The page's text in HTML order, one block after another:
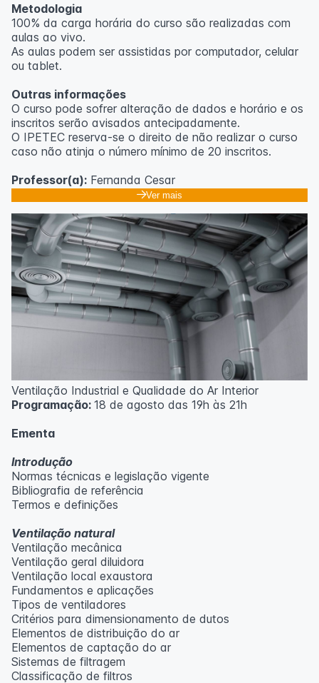
Metodologia
100% da carga horária do curso são realizadas com
aulas ao vivo.
As aulas podem ser assistidas por computador, celular
ou tablet.
Outras informações
O curso pode sofrer alteração de dados e horário e os
inscritos serão avisados ​​antecipadamente.
O IPETEC reserva-se o direito de não realizar o curso
caso não atinja o número mínimo de 20 inscritos.
Professor(a): Fernanda Cesar
Ver mais
Ventilação Industrial e Qualidade do Ar Interior
Programação: 18 de agosto das 19h às 21h
Ementa
Introdução
Normas técnicas e legislação vigente
Bibliografia de referência
Termos e definições
Ventilação natural
Ventilação mecânica
Ventilação geral diluidora
Ventilação local exaustora
Fundamentos e aplicações
Tipos de ventiladores
Critérios para dimensionamento de dutos
Elementos de distribuição do ar
Elementos de captação do ar
Sistemas de filtragem
Classificação de filtros